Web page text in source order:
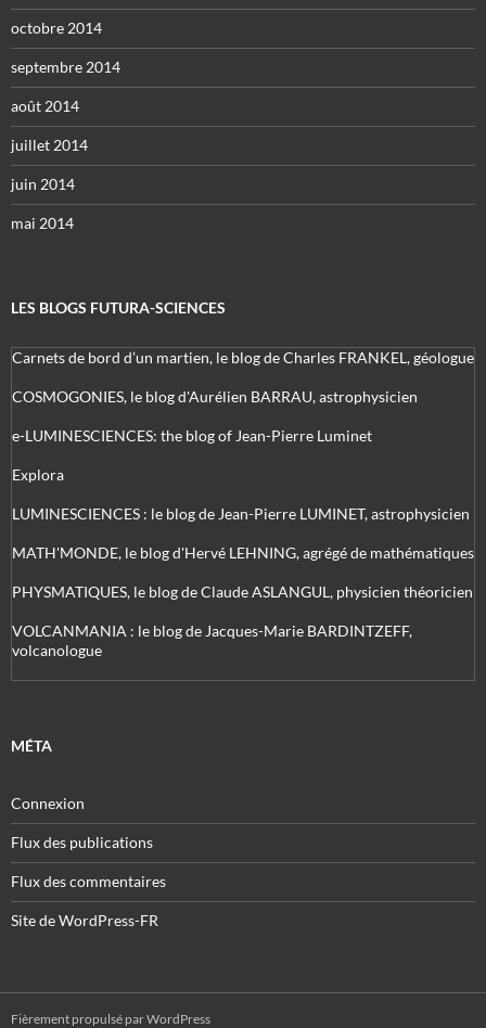
octobre 2014
septembre 2014
août 2014
juillet 2014
juin 2014
mai 2014
LES BLOGS FUTURA-SCIENCES
Carnets de bord d’un martien, le blog de Charles FRANKEL, géologue
COSMOGONIES, le blog d'Aurélien BARRAU, astrophysicien
e-LUMINESCIENCES: the blog of Jean-Pierre Luminet
Explora
LUMINESCIENCES : le blog de Jean-Pierre LUMINET, astrophysicien
MATH'MONDE, le blog d'Hervé LEHNING, agrégé de mathématiques
PHYSMATIQUES, le blog de Claude ASLANGUL, physicien théoricien
VOLCANMANIA : le blog de Jacques-Marie BARDINTZEFF,
volcanologue
MÉTA
Connexion
Flux des publications
Flux des commentaires
Site de WordPress-FR
Fièrement propulsé par WordPress